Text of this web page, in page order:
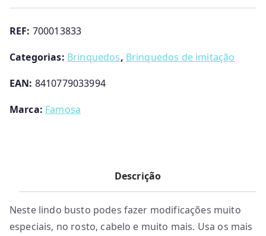
REF: 700013833
Categorias: Brinquedos, Brinquedos de imitação
EAN: 8410779033994
Marca: Famosa
Descrição
Neste lindo busto podes fazer modificações muito
especiais, no rosto, cabelo e muito mais. Usa os mais